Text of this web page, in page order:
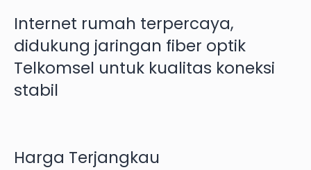
Internet rumah terpercaya,
didukung jaringan fiber optik
Telkomsel untuk kualitas koneksi
stabil
Harga Terjangkau